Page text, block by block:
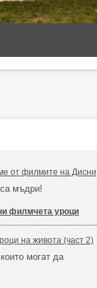
от филмите на Дисни
мъдри!
филмчета уроци
на живота (част 2)
могат да